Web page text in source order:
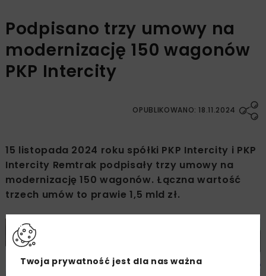
Podpisano trzy umowy na
modernizację 150 wagonów
PKP Intercity
OPUBLIKOWANO: 18.11.2024
15 listopada 2024 roku spółki PKP Intercity i PKP
Intercity Remtrak podpisały trzy umowy na
modernizację 150 wagonów. Łączna wartość
trzech umów to prawie 1,5 mld zł.
Twoja prywatność jest dla nas ważna